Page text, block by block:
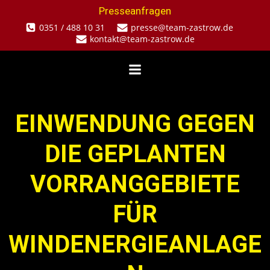
Zum
springen
Presseanfragen
0351 / 488 10 31
presse@team-zastrow.de
kontakt@team-zastrow.de
EINWENDUNG GEGEN
DIE GEPLANTEN
VORRANGGEBIETE
FÜR
WINDENERGIEANLAGE